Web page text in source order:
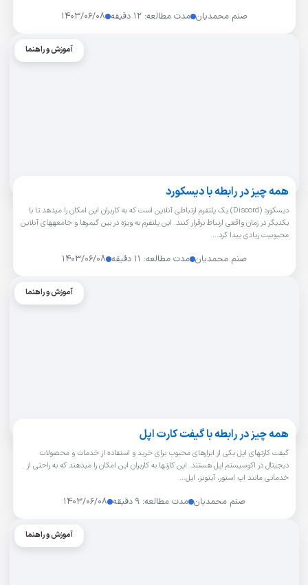
صنم محمدیان مدت مطالعه: ۱۲ دقیقه ۱۴۰۳/۰۶/۰۸
آموزش و راهنما
همه چیز در رابطه با دیسکورد
دیسکورد (Discord) یک پلتفرم ارتباطی آنلاین است که به کاربران این امکان را میدهد تا با
یکدیگر در زمان واقعی ارتباط برقرار کنند. این پلتفرم به ویژه در بین گیمرها و جامعههای آنلاین
محبوبیت زیادی پیدا کرد…
صنم محمدیان مدت مطالعه: ۱۱ دقیقه ۱۴۰۳/۰۶/۰۸
آموزش و راهنما
همه چیز در رابطه با گیفت کارت اپل
گیفت کارتهای اپل یکی از ابزارهای محبوب برای خرید و استفاده از خدمات و محصولات
دیجیتال در اکوسیستم اپل هستند. این کارتها به کاربران این امکان را میدهند که به راحتی از
خدماتی مانند اپ استور، آیتونز، اپل…
صنم محمدیان مدت مطالعه: ۹ دقیقه ۱۴۰۳/۰۶/۰۸
آموزش و راهنما